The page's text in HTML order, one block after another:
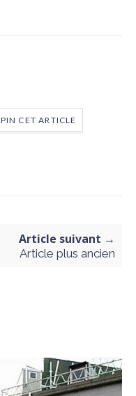
PIN CET ARTICLE
Article suivant →
Article plus ancien